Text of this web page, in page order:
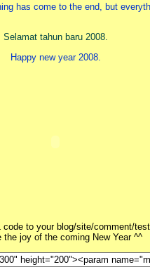
has come to the end, but
Selamat tahun baru 2008.
Happy new year 2008.
code to your blog/site/comment/
the joy of the coming New Year ^^